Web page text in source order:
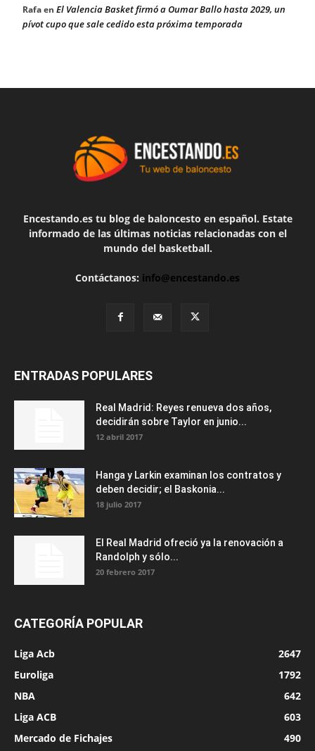
Rafaen El Valencia Basket firmó a Oumar Ballo hasta 2029, un
pívot cupo que sale cedido esta próxima temporada
Encestando.es tu blog de baloncesto en español. Estate
informado de las últimas noticias relacionadas con el
mundo del basketball.
Contáctanos: info@encestando.es
ENTRADAS POPULARES
Real Madrid: Reyes renueva dos años,
decidirán sobre Taylor en junio...
12 abril 2017
Hanga y Larkin examinan los contratos y
deben decidir; el Baskonia...
18 julio 2017
El Real Madrid ofreció ya la renovación a
Randolph y sólo...
20 febrero 2017
CATEGORÍA POPULAR
Liga Acb
2647
Euroliga
1792
NBA
642
Liga ACB
603
Mercado de Fichajes
490